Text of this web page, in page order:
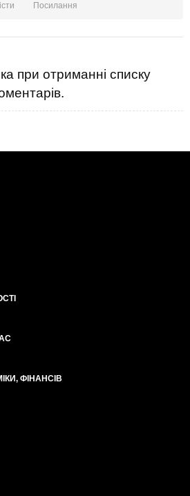
Посилання
при отриманні списку
ФІНАНСІВ